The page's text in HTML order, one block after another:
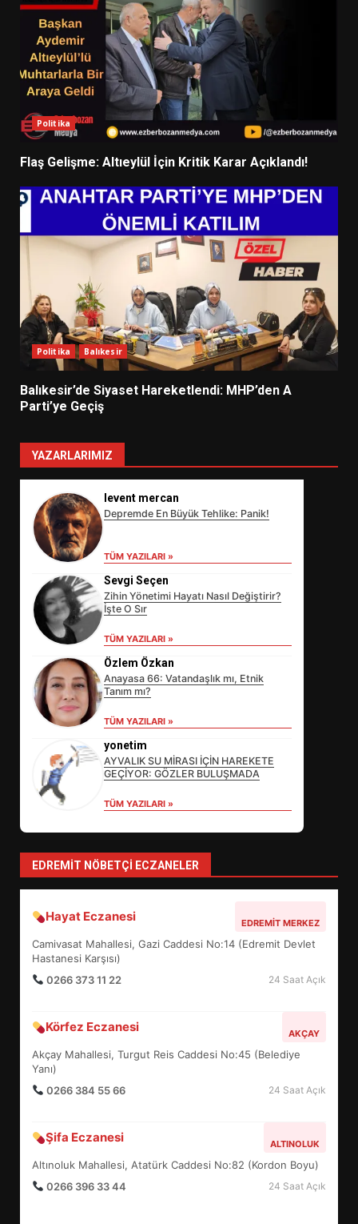
Politika
Flaş Gelişme: Altıeylül İçin Kritik Karar Açıklandı!
Politika Balıkesir
Balıkesir’de Siyaset Hareketlendi: MHP’den A
Parti’ye Geçiş
YAZARLARIMIZ
levent mercan
Depremde En Büyük Tehlike: Panik!
TÜM YAZILARI »
Sevgi Seçen
Zihin Yönetimi Hayatı Nasıl Değiştirir?
İşte O Sır
TÜM YAZILARI »
Özlem Özkan
Anayasa 66: Vatandaşlık mı, Etnik
Tanım mı?
TÜM YAZILARI »
yonetim
AYVALIK SU MİRASI İÇİN HAREKETE
GEÇİYOR: GÖZLER BULUŞMADA
TÜM YAZILARI »
EDREMIT NÖBETÇI ECZANELER
Hayat Eczanesi EDREMIT MERKEZ
Camivasat Mahallesi, Gazi Caddesi No:14 (Edremit Devlet
Hastanesi Karşısı)
0266 373 11 22
24 Saat Açık
Körfez Eczanesi AKÇAY
Akçay Mahallesi, Turgut Reis Caddesi No:45 (Belediye
Yanı)
0266 384 55 66
24 Saat Açık
Şifa Eczanesi ALTINOLUK
Altınoluk Mahallesi, Atatürk Caddesi No:82 (Kordon Boyu)
0266 396 33 44
24 Saat Açık
EİB’DE KRİTİK ATAMA:
SÜRDÜRÜLEBİLİRLİKTE NE
DEĞİŞECEK?
EDREMİT’İN GURURU TÜRKİYE
5
BALIKESİR MÜZELERİNDE SÜRE
UZATILDI: NE DEĞİŞTİ?
TURNUVASI KAYITLARI NEYİ
YENİ YÖNETİM NASIL
AYVALIK SU MİRASI İÇİN
HAREKETE GEÇİYOR: GÖZLER